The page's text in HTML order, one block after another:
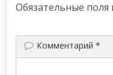
Обязательные
Комментарий*